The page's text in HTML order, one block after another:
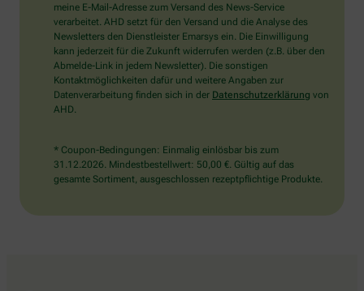
Sie
bitte
das
Auto.
meine E-Mail-Adresse zum Versand des News-Service
verarbeitet. AHD setzt für den Versand und die Analyse des
Newsletters den Dienstleister Emarsys ein. Die Einwilligung
kann jederzeit für die Zukunft widerrufen werden (z.B. über den
Abmelde-Link in jedem Newsletter). Die sonstigen
Kontaktmöglichkeiten dafür und weitere Angaben zur
Datenverarbeitung finden sich in der Datenschutzerklärung von
AHD.
* Coupon-Bedingungen: Einmalig einlösbar bis zum
31.12.2026. Mindestbestellwert: 50,00 €. Gültig auf das
gesamte Sortiment, ausgeschlossen rezeptpflichtige Produkte.